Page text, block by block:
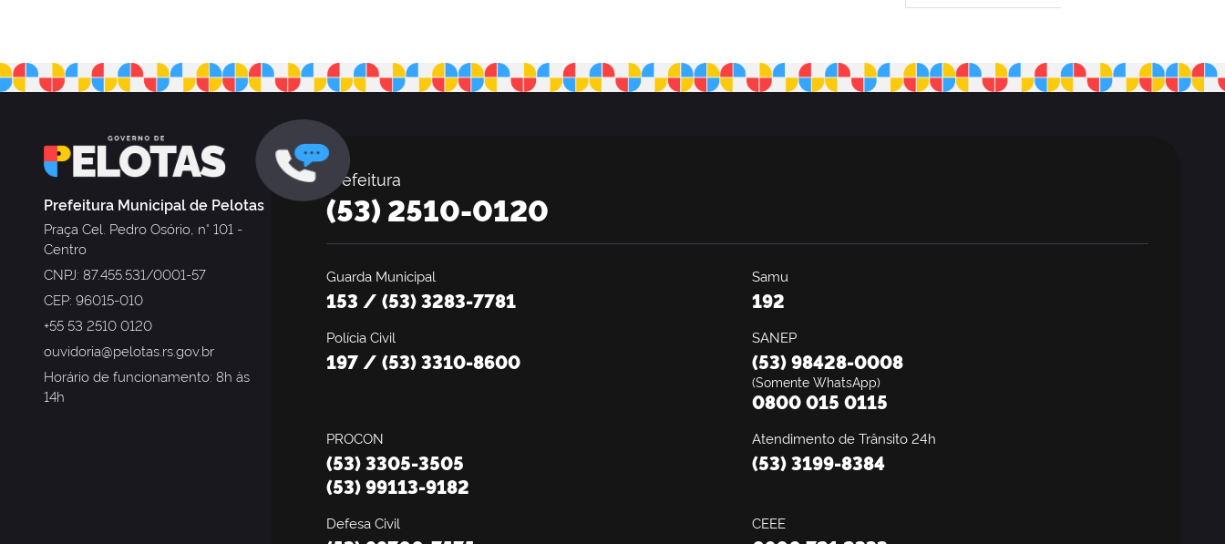
Prefeitura Municipal de Pelotas
Praça Cel. Pedro Osório, n° 101 -
Centro
CNPJ: 87.455.531/0001-57
CEP: 96015-010
+55 53 2510 0120
ouvidoria@pelotas.rs.gov.br
Horário de funcionamento: 8h às
14h
Prefeitura
(53) 2510-0120
Guarda Municipal
153 / (53) 3283-7781
Samu
192
Polícia Civil
197 / (53) 3310-8600
SANEP
(53) 98428-0008
(Somente WhatsApp)
0800 015 0115
PROCON
(53) 3305-3505
(53) 99113-9182
Atendimento de Trânsito 24h
(53) 3199-8384
Defesa Civil CEEE